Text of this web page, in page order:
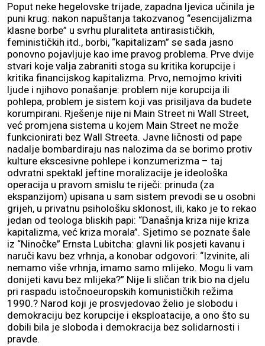
Poput neke hegelovske trijade, zapadna ljevica učinila je
puni krug: nakon napuštanja takozvanog “esencijalizma
klasne borbe” u svrhu pluraliteta antirasističkih,
feminističkih itd., borbi, “kapitalizam” se sada jasno
ponovno pojavljuje kao ime pravog problema. Prve dvije
stvari koje valja zabraniti stoga su kritika korupcije i
kritika financijskog kapitalizma. Prvo, nemojmo kriviti
ljude i njihovo ponašanje: problem nije korupcija ili
pohlepa, problem je sistem koji vas prisiljava da budete
korumpirani. Rješenje nije ni Main Street ni Wall Street,
već promjena sistema u kojem Main Street ne može
funkcionirati bez Wall Streeta. Javne ličnosti od pape
nadalje bombardiraju nas nalozima da se borimo protiv
kulture ekscesivne pohlepe i konzumerizma – taj
odvratni spektakl jeftine moralizacije je ideološka
operacija u pravom smislu te riječi: prinuda (za
ekspanzijom) upisana u sam sistem prevodi se u osobni
grijeh, u privatnu psihološku sklonost, ili, kako je to rekao
jedan od teologa bliskih papi: “Današnja kriza nije kriza
kapitalizma, već kriza morala”. Sjetimo se poznate šale
iz “Ninočke” Ernsta Lubitcha: glavni lik posjeti kavanu i
naruči kavu bez vrhnja, a konobar odgovori: “Izvinite, ali
nemamo više vrhnja, imamo samo mlijeko. Mogu li vam
donijeti kavu bez mlijeka?” Nije li sličan trik bio na djelu
pri raspadu istočnoeuropskih komunističkih režima
1990.? Narod koji je prosvjedovao želio je slobodu i
demokraciju bez korupcije i eksploatacije, a ono što su
dobili bila je sloboda i demokracija bez solidarnosti i
pravde.